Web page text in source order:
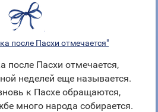
после Пасхи отмечается"
после Пасхи отмечается,
неделей еще называется.
к Пасхе обращаются,
много народа собирается.